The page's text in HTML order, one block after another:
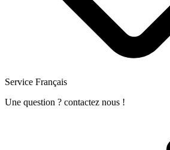
Service Français
Une question ? contactez nous !